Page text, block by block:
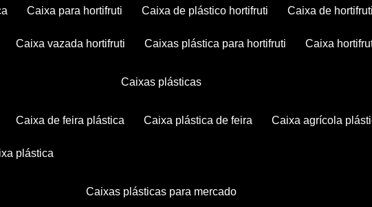
caixa para hortifruti caixa de plástico hortifruti caixa de hortifruti
caixa vazada hortifruti caixas plástica para hortifruti caixa
caixas plásticas
caixa de feira plástica caixa plástica de feira caixa agrícola
plástica
caixas plásticas para mercado